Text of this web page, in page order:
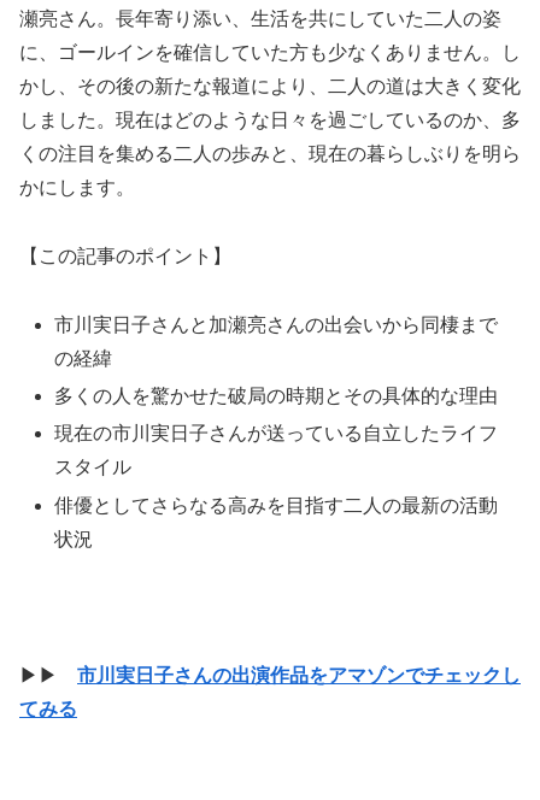
瀬亮さん。長年寄り添い、生活を共にしていた二人の姿
に、ゴールインを確信していた方も少なくありません。し
かし、その後の新たな報道により、二人の道は大きく変化
しました。現在はどのような日々を過ごしているのか、多
くの注目を集める二人の歩みと、現在の暮らしぶりを明ら
かにします。
【この記事のポイント】
市川実日子さんと加瀬亮さんの出会いから同棲まで
の経緯
多くの人を驚かせた破局の時期とその具体的な理由
現在の市川実日子さんが送っている自立したライフ
スタイル
俳優としてさらなる高みを目指す二人の最新の活動
状況
▶▶ 市川実日子さんの出演作品をアマゾンでチェックし
てみる